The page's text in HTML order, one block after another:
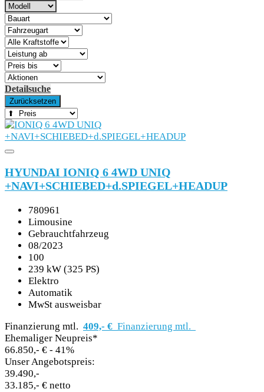
Detailsuche
Zurücksetzen
HYUNDAI IONIQ 6 4WD UNIQ
+NAVI+SCHIEBED+d.SPIEGEL+HEADUP
780961
Limousine
Gebrauchtfahrzeug
08/2023
100
239 kW (325 PS)
Elektro
Automatik
MwSt ausweisbar
Finanzierung mtl. 409,- € Finanzierung mtl.
Ehemaliger Neupreis*
66.850,- € - 41%
Unser Angebotspreis:
39.490,-
33.185,- € netto